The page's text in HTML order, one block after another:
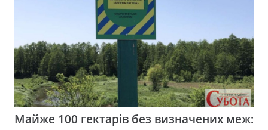
Майже 100 гектарів без визначених меж: